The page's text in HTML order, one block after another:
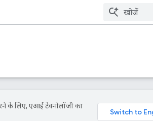
के लिए, एआई टेक्नोलॉजी का